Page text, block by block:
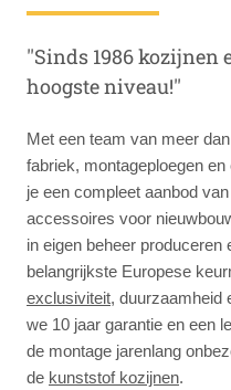
''Sinds 1986 kozijnen
hoogste niveau!''
Met een team van meer
fabriek, montageploegen
je een compleet aanbod
accessoires voor
in eigen beheer produceren
belangrijkste Europese
exclusiviteit, duurzaamheid
we 10 jaar garantie en een
de montage jarenlang
de kunststof kozijnen.